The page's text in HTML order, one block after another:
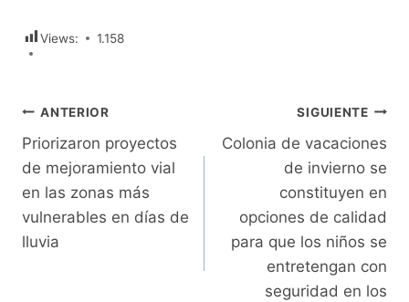
Views: 1.158
Navegación
de
entradas
ANTERIOR
Priorizaron proyectos
de mejoramiento vial
en las zonas más
vulnerables en días de
lluvia
SIGUIENTE
Colonia de vacaciones
de invierno se
constituyen en
opciones de calidad
para que los niños se
entretengan con
seguridad en los